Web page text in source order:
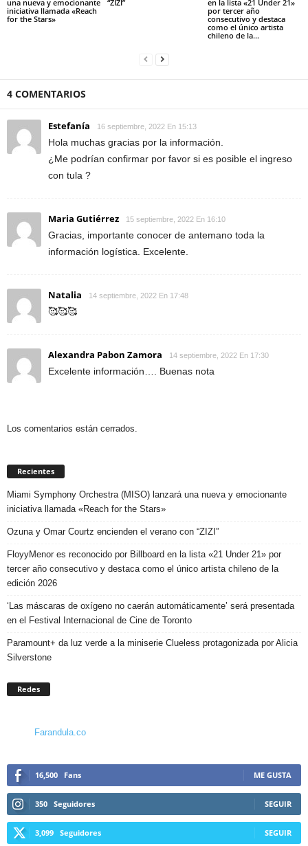
una nueva y emocionante
iniciativa llamada «Reach
for the Stars»
“ZIZI”
en la lista «21 Under 21»
por tercer año
consecutivo y destaca
como el único artista
chileno de la...
4 COMENTARIOS
Estefanía 16 septiembre, 2022 En 15:13
Hola muchas gracias por la información.
¿Me podrían confirmar por favor si es posible el ingreso
con tula ?
Maria Gutiérrez 15 septiembre, 2022 En 16:10
Gracias, importante conocer de antemano toda la
información logística. Excelente.
Natalia 14 septiembre, 2022 En 17:48
🥰🥰🥰
Alexandra Pabon Zamora 14 septiembre, 2022 En 17:30
Excelente información…. Buenas nota
Los comentarios están cerrados.
Recientes
Miami Symphony Orchestra (MISO) lanzará una nueva y emocionante
iniciativa llamada «Reach for the Stars»
Ozuna y Omar Courtz encienden el verano con “ZIZI”
FloyyMenor es reconocido por Billboard en la lista «21 Under 21» por
tercer año consecutivo y destaca como el único artista chileno de la
edición 2026
‘Las máscaras de oxígeno no caerán automáticamente’ será presentada
en el Festival Internacional de Cine de Toronto
Paramount+ da luz verde a la miniserie Clueless protagonizada por Alicia
Silverstone
Redes
Farandula.co
16,500 Fans ME GUSTA
350 Seguidores SEGUIR
3,099 Seguidores SEGUIR